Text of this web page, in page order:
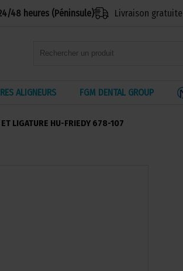
48 heures (Péninsule) Livraison gratuite
ALIGNEURS FGM DENTAL GROUP
LIGATURE HU-FRIEDY 678-107